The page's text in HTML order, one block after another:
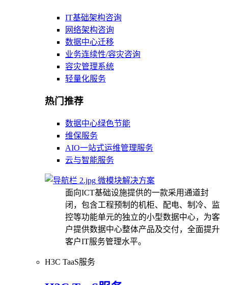
IT基础架构咨询
网络架构咨询
数据中心迁移
业务连续性/容灾咨询
容灾管理系统
轻量化服务
热门推荐
数据中心绿色节能
维保服务
AIO一站式运维管理服务
云与智能服务
微模块解决方案
面向ICT基础设施提供的一款采用通道封
闭，包含工程预制的机柜、配电、制冷、监
控等功能单元的独立的小型数据中心，为客
户提供数据中心整体产品及交付，全面提升
客户IT服务管理水平。
H3C TaaS服务